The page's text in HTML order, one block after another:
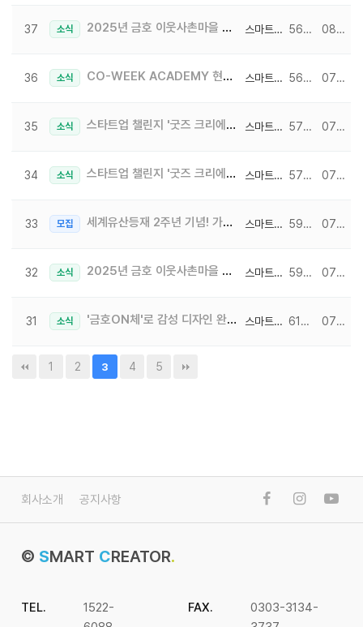
37 소식 2025년 금호 이웃사촌마을 전시회 4부 OPEN (8/1~8/31) 스마트크리에이터 5624 08-04
36 소식 CO-WEEK ACADEMY 현장 속, 고려대 세종 K-MOOC 강의 미리보기! 스마트크리에이터 5646 07-29
35 소식 스타트업 챌린지 '굿즈 크리에이터 캠프' 2편(마지막 날) - 나만의 이모티콘 만들기♥ 스마트크리에이터 5728 07-21
34 소식 스타트업 챌린지 '굿즈 크리에이터 캠프' 1편 - 나만의 이모티콘 만들기♥ 스마트크리에이터 5701 07-18
33 모집 세계유산등재 2주년 기념! 가야역사문화 골든벨(청소년/일반) 참여자를 모집합니다! 스마트크리에이터 5923 07-09
32 소식 2025년 금호 이웃사촌마을 전시회 3부 OPEN 스마트크리에이터 5978 07-08
31 소식 '금호ON체'로 감성 디자인 완성하는 방법! 스마트크리에이터 6169 07-02
1 2 3 4 5
회사소개 공지사항
© SMART CREATOR.
TEL.
1522-
FAX.
0303-3134-